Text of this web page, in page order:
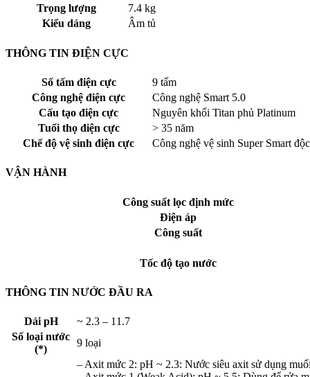
Trọng lượng
7.4 kg
Kiểu dáng
Âm tủ
THÔNG TIN ĐIỆN CỰC
Số tấm điện cực
9 tấm
Công nghệ điện cực
Công nghệ Smart 5.0
Cấu tạo điện cực
Nguyên khối Titan phủ Platinum
Tuổi thọ điện cực
> 35 năm
Chế độ vệ sinh điện cực
Công nghệ vệ sinh Super Smart
VẬN HÀNH
Công suất lọc định mức
Điện áp
Công suất
Tốc độ tạo nước
THÔNG TIN NƯỚC ĐẦU RA
Dải pH
~ 2.3 – 11.7
Số loại nước
(*)
9 loại
– Axit mức 2: pH ~ 2.3: Nước siêu axit sử dụng